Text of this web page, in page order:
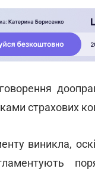
страхових
виникла,